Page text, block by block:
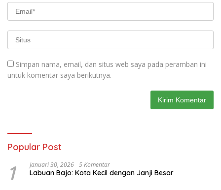
Simpan nama, email, dan situs web saya pada peramban ini
untuk komentar saya berikutnya.
Popular Post
1 Januari 30, 2026 5 Komentar
Labuan Bajo: Kota Kecil dengan Janji Besar